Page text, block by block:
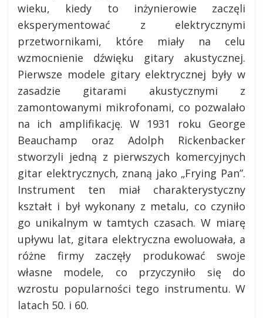
wieku, kiedy to inżynierowie zaczęli
eksperymentować z elektrycznymi
przetwornikami, które miały na celu
wzmocnienie dźwięku gitary akustycznej.
Pierwsze modele gitary elektrycznej były w
zasadzie gitarami akustycznymi z
zamontowanymi mikrofonami, co pozwalało
na ich amplifikację. W 1931 roku George
Beauchamp oraz Adolph Rickenbacker
stworzyli jedną z pierwszych komercyjnych
gitar elektrycznych, znaną jako „Frying Pan”.
Instrument ten miał charakterystyczny
kształt i był wykonany z metalu, co czyniło
go unikalnym w tamtych czasach. W miarę
upływu lat, gitara elektryczna ewoluowała, a
różne firmy zaczęły produkować swoje
własne modele, co przyczyniło się do
wzrostu popularności tego instrumentu. W
latach 50. i 60.